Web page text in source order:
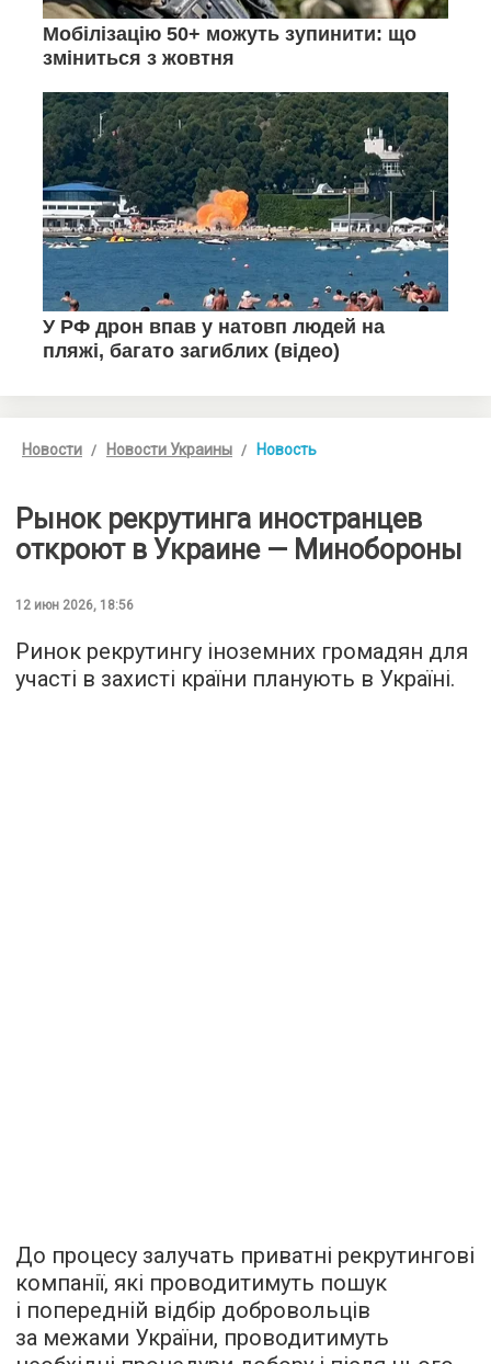
Новости Новости Украины Новость
Рынок рекрутинга иностранцев
откроют в Украине — Минобороны
12 июн 2026, 18:56
Ринок рекрутингу іноземних громадян для
участі в захисті країни планують в Україні.
До процесу залучать приватні рекрутингові
компанії, які проводитимуть пошук
і попередній відбір добровольців
за межами України, проводитимуть